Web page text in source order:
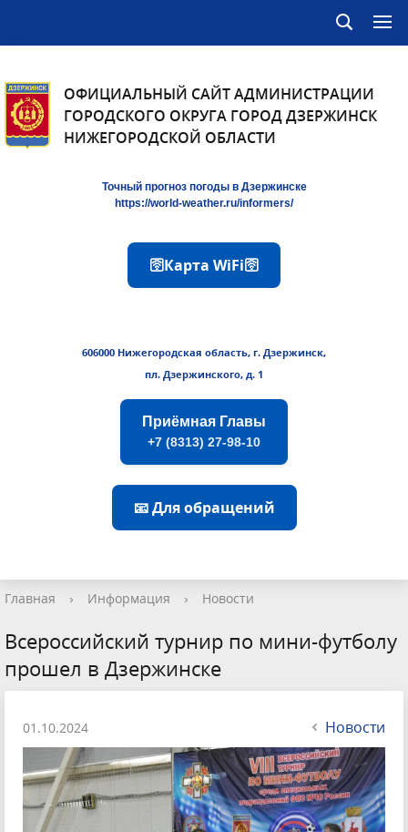
ОФИЦИАЛЬНЫЙ САЙТ АДМИНИСТРАЦИИ
ГОРОДСКОГО ОКРУГА ГОРОД ДЗЕРЖИНСК
НИЖЕГОРОДСКОЙ ОБЛАСТИ
Точный прогноз погоды в Дзержинске
https://world-weather.ru/informers/
🛜Карта WiFi🛜
606000 Нижегородская область, г. Дзержинск,
пл. Дзержинского, д. 1
Приёмная Главы
+7 (8313) 27-98-10
📧 Для обращений
Главная › Информация › Новости
Всероссийский турнир по мини-футболу
прошел в Дзержинске
01.10.2024 Новости